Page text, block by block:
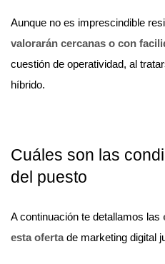
Aunque no es imprescindible
valorarán cercanas o con
cuestión de operatividad, al
híbrido.
Cuáles son las
del puesto
A continuación te detallamos las
esta ofertade marketing digital